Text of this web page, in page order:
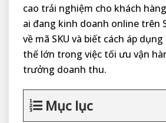
cao trải nghiệm cho khách
ai đang kinh doanh online trên
về mã SKU và biết cách áp
thế lớn trong việc tối ưu vận
trưởng doanh thu.
Mục lục